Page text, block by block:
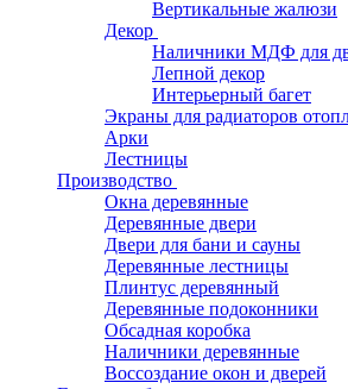
Вертикальные жалюзи
Декор
Наличники МДФ для
Лепной декор
Интерьерный багет
Экраны для радиаторов
Арки
Лестницы
Производство
Окна деревянные
Деревянные двери
Двери для бани и сауны
Деревянные лестницы
Плинтус деревянный
Деревянные подоконники
Обсадная коробка
Наличники деревянные
Воссоздание окон и дверей